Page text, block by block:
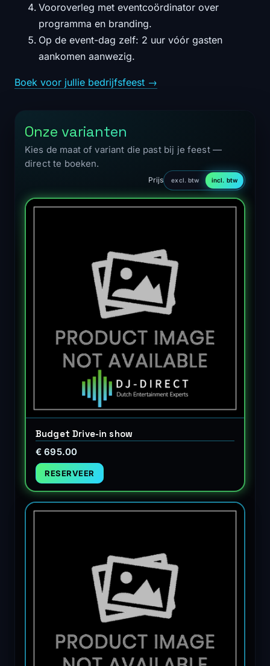
Vooroverleg met eventcoördinator over
programma en branding.
Op de event-dag zelf: 2 uur vóór gasten
aankomen aanwezig.
Boek voor jullie bedrijfsfeest →
Onze varianten
Kies de maat of variant die past bij je feest —
direct te boeken.
Prijs excl. btw incl. btw
Budget Drive-in show
€ 695.00
RESERVEER